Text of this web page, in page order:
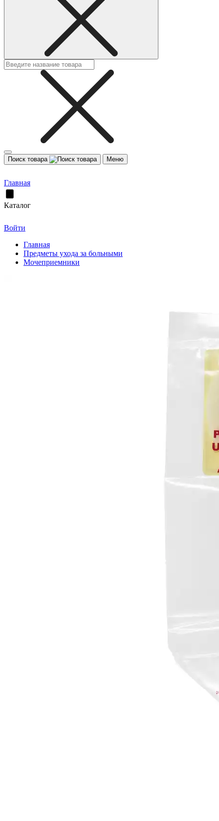
Поиск товара Меню
Главная
Каталог
Войти
Главная
Предметы ухода за больными
Мочеприемники